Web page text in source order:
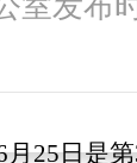
月25日是